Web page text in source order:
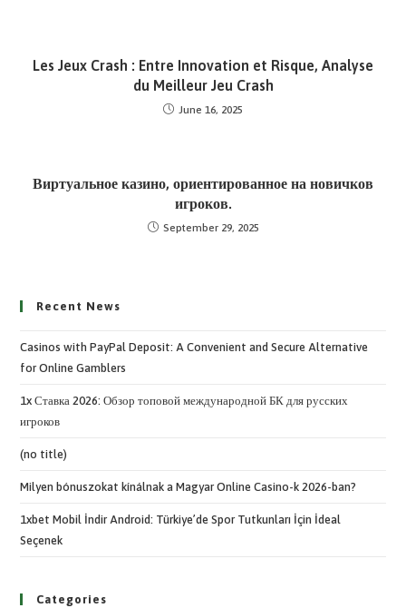
Les Jeux Crash : Entre Innovation et Risque, Analyse
du Meilleur Jeu Crash
June 16, 2025
Виртуальное казино, ориентированное на новичков
игроков.
September 29, 2025
Recent News
Casinos with PayPal Deposit: A Convenient and Secure Alternative
for Online Gamblers
1x Ставка 2026: Обзор топовой международной БК для русских
игроков
(no title)
Milyen bónuszokat kínálnak a Magyar Online Casino-k 2026-ban?
1xbet Mobil İndir Android: Türkiye’de Spor Tutkunları İçin İdeal
Seçenek
Categories